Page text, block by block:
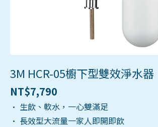
3M HCR-05櫥下型雙效淨水器
NT$7,790
• 生飲、軟水，一心雙滿足
• 長效型大流量一家人即開即飲